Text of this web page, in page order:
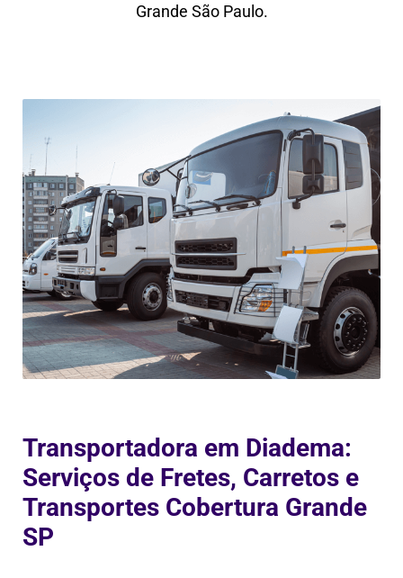
Grande São Paulo.
Transportadora em Diadema:
Serviços de Fretes, Carretos e
Transportes Cobertura Grande
SP